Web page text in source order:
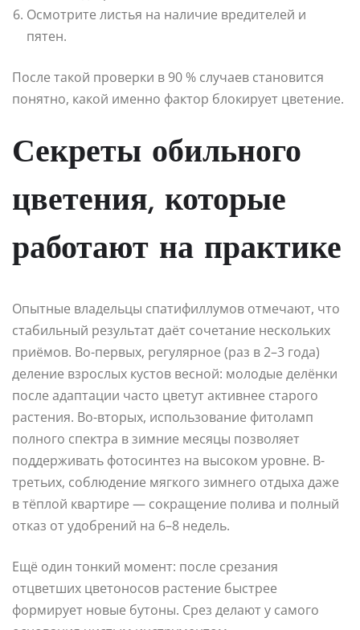
Осмотрите листья на наличие вредителей и
пятен.
После такой проверки в 90 % случаев становится
понятно, какой именно фактор блокирует цветение.
Секреты обильного
цветения, которые
работают на практике
Опытные владельцы спатифиллумов отмечают, что
стабильный результат даёт сочетание нескольких
приёмов. Во-первых, регулярное (раз в 2–3 года)
деление взрослых кустов весной: молодые делёнки
после адаптации часто цветут активнее старого
растения. Во-вторых, использование фитоламп
полного спектра в зимние месяцы позволяет
поддерживать фотосинтез на высоком уровне. В-
третьих, соблюдение мягкого зимнего отдыха даже
в тёплой квартире — сокращение полива и полный
отказ от удобрений на 6–8 недель.
Ещё один тонкий момент: после срезания
отцветших цветоносов растение быстрее
формирует новые бутоны. Срез делают у самого